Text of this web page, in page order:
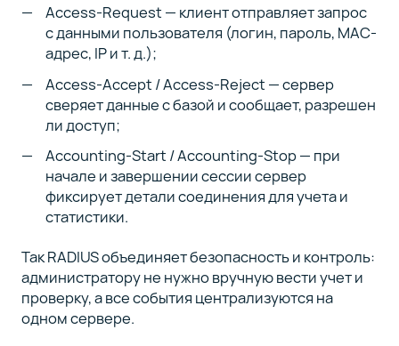
Access-Request — клиент отправляет запрос
с данными пользователя (логин, пароль, MAC-
адрес, IP и т. д.);
Access-Accept / Access-Reject — сервер
сверяет данные с базой и сообщает, разрешен
ли доступ;
Accounting-Start / Accounting-Stop — при
начале и завершении сессии сервер
фиксирует детали соединения для учета и
статистики.
Так RADIUS объединяет безопасность и контроль:
администратору не нужно вручную вести учет и
проверку, а все события централизуются на
одном сервере.